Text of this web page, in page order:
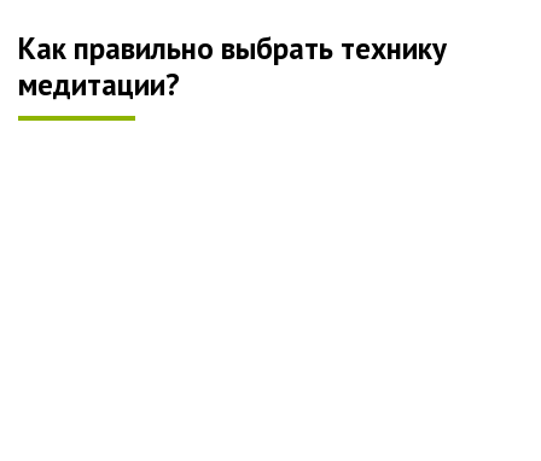
Как правильно выбрать технику
медитации?